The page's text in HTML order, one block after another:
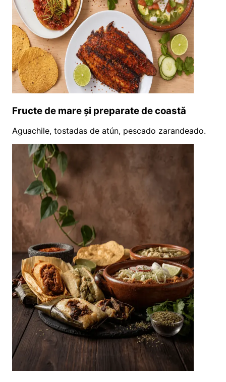
Fructe de mare și preparate de coastă
Aguachile, tostadas de atún, pescado zarandeado.